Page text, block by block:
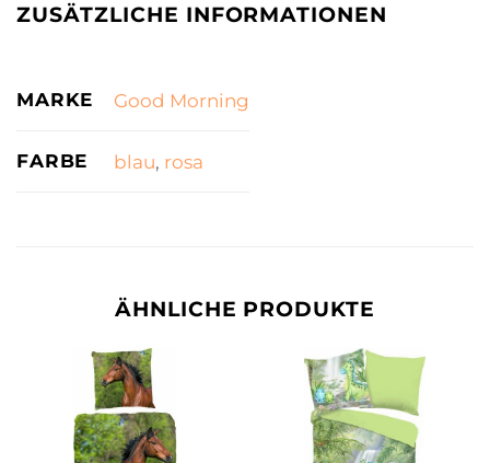
ZUSÄTZLICHE INFORMATIONEN
MARKE Good Morning
FARBE blau, rosa
ÄHNLICHE PRODUKTE